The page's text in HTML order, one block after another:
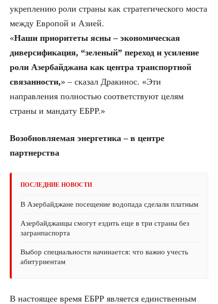
укреплению роли страны как стратегического моста
между Европой и Азией.
«Наши приоритеты ясны – экономическая
диверсификация, “зеленый” переход и усиление
роли Азербайджана как центра транспортной
связанности,» – сказал Дракинос. «Эти
направления полностью соответствуют целям
страны и мандату ЕБРР.»
Возобновляемая энергетика – в центре
партнерства
ПОСЛЕДНИЕ НОВОСТИ
В Азербайджане посещение водопада сделали платным
Азербайджанцы смогут ездить еще в три страны без
загранпаспорта
Выбор специальности начинается: что важно учесть
абитуриентам
В настоящее время ЕБРР является единственным